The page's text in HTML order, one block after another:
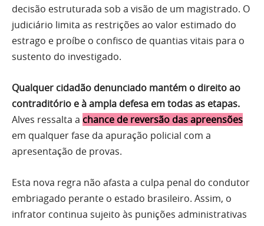
decisão estruturada sob a visão de um magistrado. O
judiciário limita as restrições ao valor estimado do
estrago e proíbe o confisco de quantias vitais para o
sustento do investigado.
Qualquer cidadão denunciado mantém o direito ao
contraditório e à ampla defesa em todas as etapas.
Alves ressalta a chance de reversão das apreensões
em qualquer fase da apuração policial com a
apresentação de provas.
Esta nova regra não afasta a culpa penal do condutor
embriagado perante o estado brasileiro. Assim, o
infrator continua sujeito às punições administrativas